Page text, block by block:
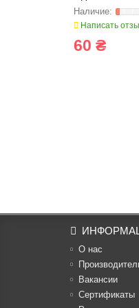
FARMING Line
Написать
60 ₴
О нас
Вакансии
Cертификаты